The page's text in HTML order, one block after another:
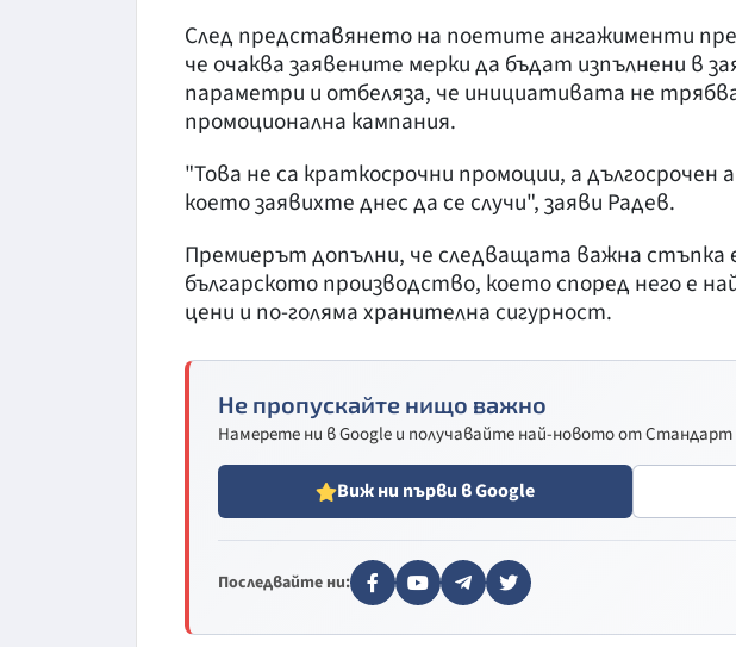
След представянето на поетите ангажименти
че очаква заявените мерки да бъдат изпълнени в
параметри и отбеляза, че инициативата не
промоционална кампания.
"Това не са краткосрочни промоции, а
което заявихте днес да се случи", заяви Радев.
Премиерът допълни, че следващата важна стъпка
българското производство, което според него е
цени и по-голяма хранителна сигурност.
Не пропускайте нищо важно
Намерете ни в Google и получавайте най-новото от Стандарт
Виж ни първи в Google
Последвайте ни: